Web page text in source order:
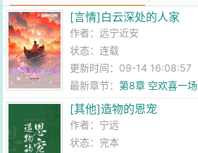
[言情]白云深处的人家
作者：远宁近安
状态：连载
更新时间：09-14 16:08:57
最新章节：第8章 空欢喜一场
[其他]造物的恩宠
作者： 宁远
状态：完本